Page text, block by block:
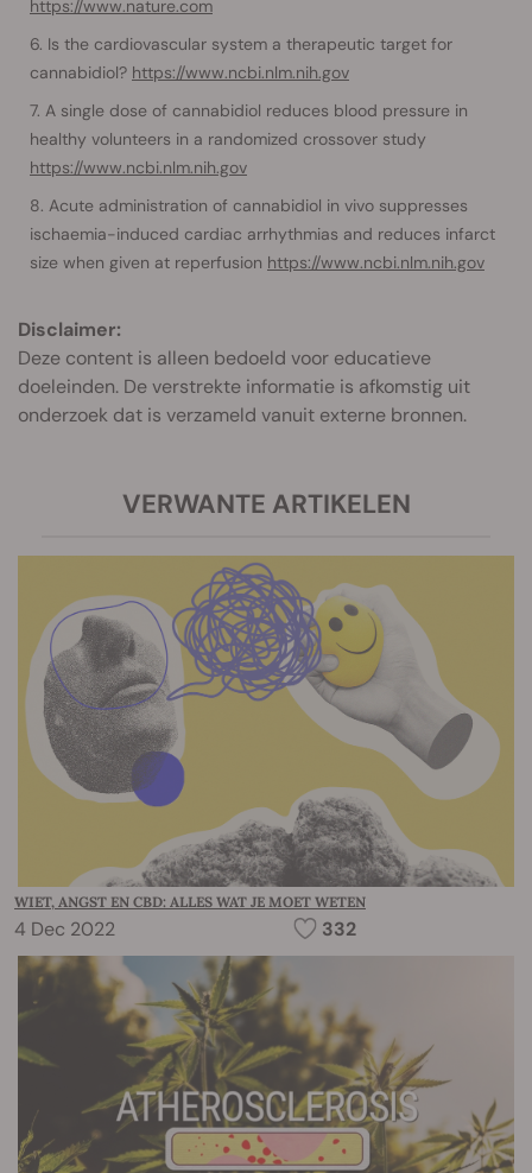
https://www.nature.com
Is the cardiovascular system a therapeutic target for
cannabidiol? https://www.ncbi.nlm.nih.gov
A single dose of cannabidiol reduces blood pressure in
healthy volunteers in a randomized crossover study
https://www.ncbi.nlm.nih.gov
Acute administration of cannabidiol in vivo suppresses
ischaemia-induced cardiac arrhythmias and reduces infarct
size when given at reperfusion https://www.ncbi.nlm.nih.gov
Disclaimer:
Deze content is alleen bedoeld voor educatieve
doeleinden. De verstrekte informatie is afkomstig uit
onderzoek dat is verzameld vanuit externe bronnen.
VERWANTE ARTIKELEN
WIET, ANGST EN CBD: ALLES WAT JE MOET WETEN
4 Dec 2022 332